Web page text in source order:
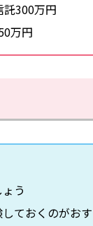
託300万円
万円
う
ておくのがお